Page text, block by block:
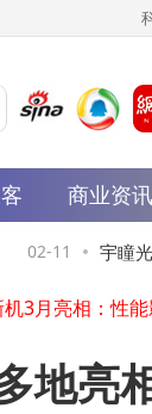
商业资讯
02-11 宇瞳光
业务
地亮